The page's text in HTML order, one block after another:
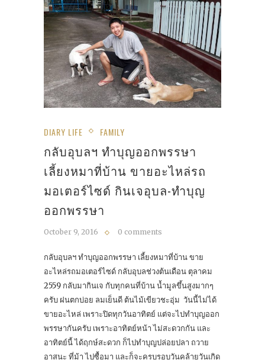
DIARY LIFE FAMILY
กลับอุบลฯ ทำบุญออกพรรษา
เลี้ยงหมาที่บ้าน ขายอะไหล่รถ
มอเตอร์ไซด์ กินเจอุบล-ทำบุญ
ออกพรรษา
October 9, 2016 0 comments
กลับอุบลฯ ทำบุญออกพรรษา เลี้ยงหมาที่บ้าน ขาย
อะไหล่รถมอเตอร์ไซด์ กลับอุบลช่วงต้นเดือน ตุลาคม
2559 กลับมากินเจ กับทุกคนที่บ้าน น้ำมูลขึ้นสูงมากๆ
ครับ ฝนตกบ่อย ลมเย็นดี ต้นไม้เขียวชะอุ่ม วันนี้ไม่ได้
ขายอะไหล่ เพราะปิดทุกวันอาทิตย์ แต่จะไปทำบุญออก
พรรษากันครับ เพราะอาทิตย์หน้า ไม่สะดวกกัน และ
อาทิตย์นี้ ได้ฤกษ์สะดวก ก็ไปทำบุญปล่อยปลา ถวาย
อาสนะ ที่ม้า ไปซื้อมา และก็จะครบรอบวันคล้ายวันเกิด